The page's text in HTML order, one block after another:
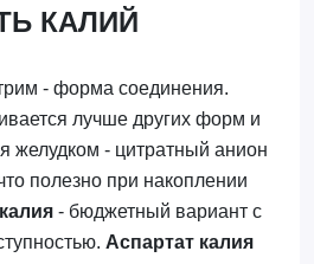
КАЛИЙ
- форма соединения.
лучше других форм и
желудком - цитратный анион
полезно при накоплении
- бюджетный вариант с
Аспартат калия